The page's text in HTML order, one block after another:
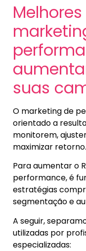
suas
O marketing de
orientado a
monitorem,
maximizar retorno.
Para aumentar o
performance, é
estratégias
segmentação e
A seguir,
utilizadas por
especializadas: